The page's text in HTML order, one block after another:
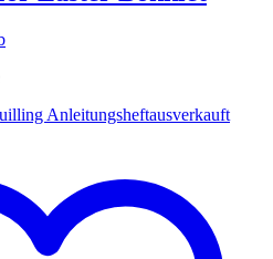
ausverkauft